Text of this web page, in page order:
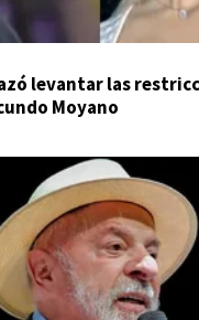
levantar las
Moyano